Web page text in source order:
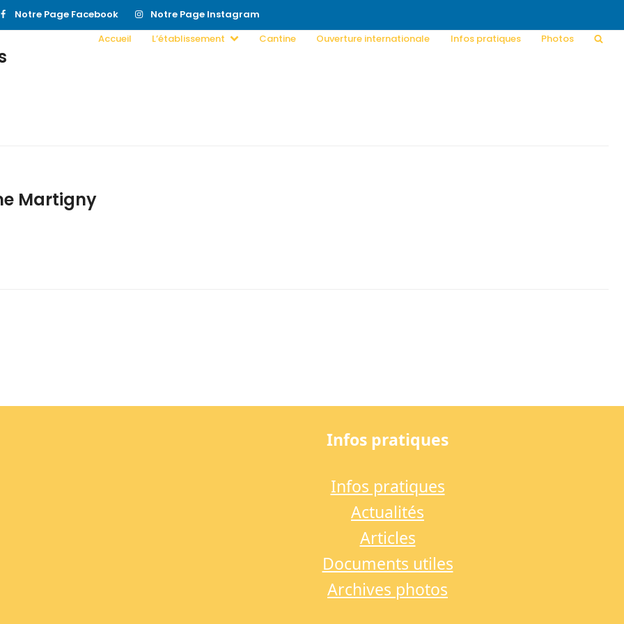
Notre Page Facebook
Notre Page Instagram
Accueil
L’établissement Cantine Ouverture internationale Infos pratiques Photos
Martigny
Infos pratiques
Infos pratiques
Actualités
Articles
Documents utiles
Archives photos